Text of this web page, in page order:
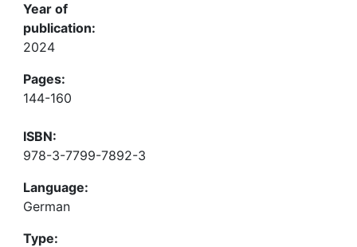
Year of
publication:
2024
Pages:
144-160
ISBN:
978-3-7799-7892-3
Language:
German
Type: